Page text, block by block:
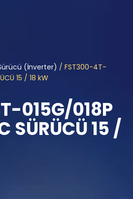
(İnverter) / FST300-4T-
15 / 18 kW
015G/018P
SÜRÜCÜ 15 /